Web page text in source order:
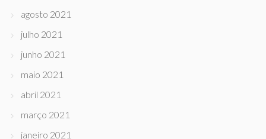
agosto 2021
julho 2021
junho 2021
maio 2021
abril 2021
março 2021
janeiro 2021